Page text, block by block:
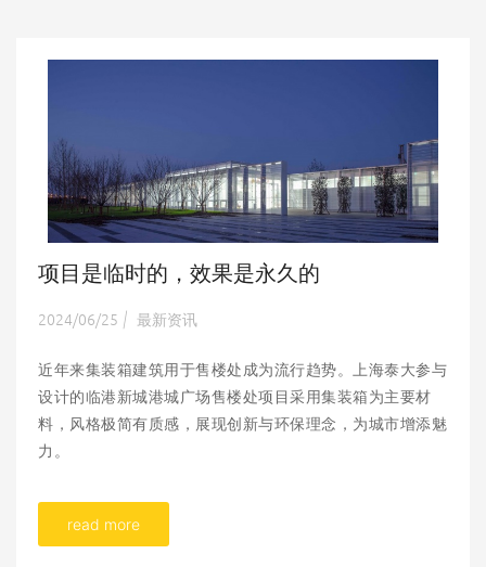
项目是临时的，效果是永久的
2024/06/25 | 最新资讯
近年来集装箱建筑用于售楼处成为流行趋势。上海泰大参与
设计的临港新城港城广场售楼处项目采用集装箱为主要材
料，风格极简有质感，展现创新与环保理念，为城市增添魅
力。
read more